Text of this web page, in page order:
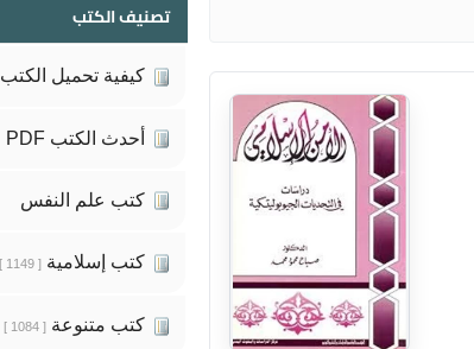
تصنيف الكتب
كيفية تحميل الكتب
أحدث الكتب PDF
كتب علم النفس
كتب إسلامية [ 1149 ]
كتب متنوعة [ 1084 ]